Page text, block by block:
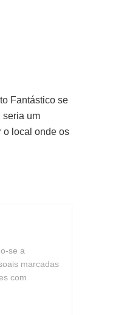
Fantástico se
seria um
o local onde os
se a
marcadas
com